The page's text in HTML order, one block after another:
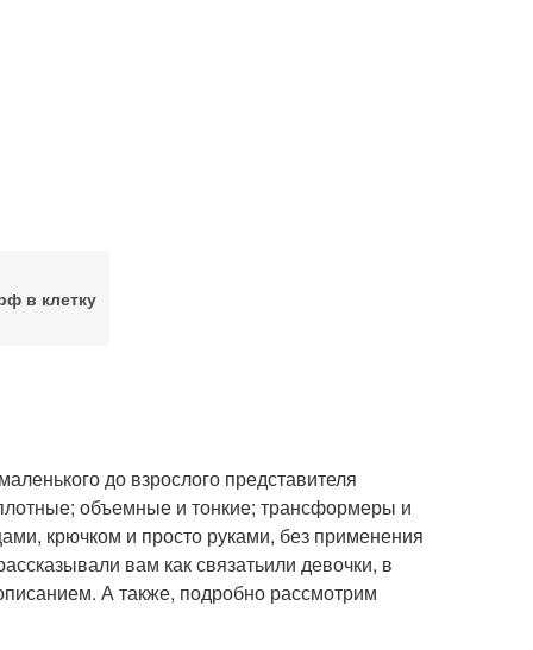
в клетку
до взрослого представителя
объемные и тонкие; трансформеры и
крючком и просто руками, без применения
вам как связатьили девочки, в
А также, подробно рассмотрим